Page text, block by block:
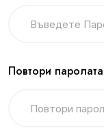
Повтори